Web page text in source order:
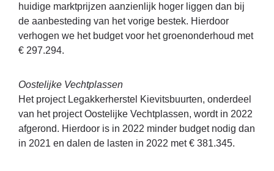
huidige marktprijzen aanzienlijk hoger liggen dan bij
de aanbesteding van het vorige bestek. Hierdoor
verhogen we het budget voor het groenonderhoud met
€ 297.294.
Oostelijke Vechtplassen
Het project Legakkerherstel Kievitsbuurten, onderdeel
van het project Oostelijke Vechtplassen, wordt in 2022
afgerond. Hierdoor is in 2022 minder budget nodig dan
in 2021 en dalen de lasten in 2022 met € 381.345.